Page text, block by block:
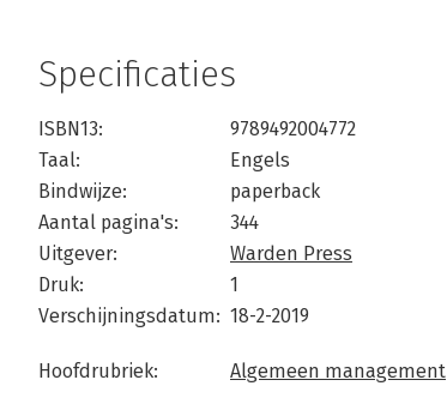
Specificaties
ISBN13:
9789492004772
Taal:
Engels
Bindwijze:
paperback
Aantal pagina's:
344
Uitgever:
Warden Press
Druk:
1
Verschijningsdatum: 18-2-2019
Hoofdrubriek: Algemeen management